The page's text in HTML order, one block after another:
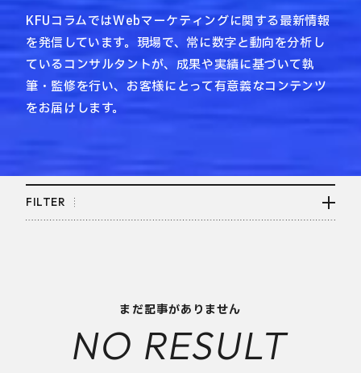
KFUコラムではWebマーケティングに関する最新情報
を発信しています。現場で、常に数字と動向を分析し
ているコンサルタントが、成果や実績に基づいて執
筆・監修を行い、お客様にとって有意義なコンテンツ
をお届けします。
FILTER
まだ記事がありません
NO RESULT